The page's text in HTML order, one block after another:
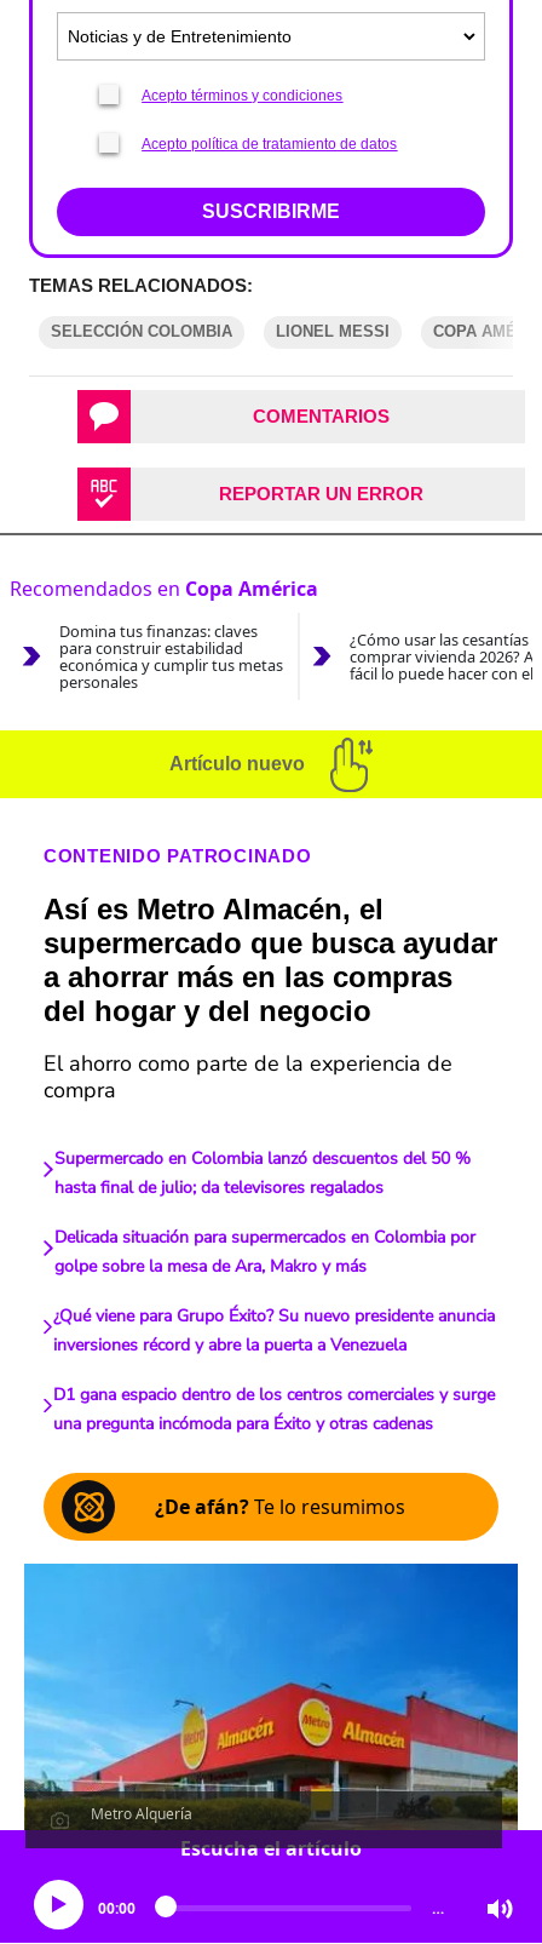
Acepto términos y condiciones
Acepto política de tratamiento de datos
SUSCRIBIRME
TEMAS RELACIONADOS:
SELECCIÓN COLOMBIA LIONEL MESSI COPA
COMENTARIOS
REPORTAR UN ERROR
Recomendados en Copa América
Domina tus finanzas: claves
para construir estabilidad
económica y cumplir tus metas
personales
¿Cómo usar las cesantías
comprar vivienda 2026?
fácil lo puede hacer con el
Artículo nuevo
CONTENIDO PATROCINADO
Así es Metro Almacén, el
supermercado que busca ayudar
a ahorrar más en las compras
del hogar y del negocio
El ahorro como parte de la experiencia de
compra
Supermercado en Colombia lanzó descuentos del 50 %
hasta final de julio; da televisores regalados
Delicada situación para supermercados en Colombia por
golpe sobre la mesa de Ara, Makro y más
¿Qué viene para Grupo Éxito? Su nuevo presidente anuncia
inversiones récord y abre la puerta a Venezuela
D1 gana espacio dentro de los centros comerciales y surge
una pregunta incómoda para Éxito y otras cadenas
¿De afán?Te lo resumimos
Metro Alquería
Escucha el artículo
00:00 …